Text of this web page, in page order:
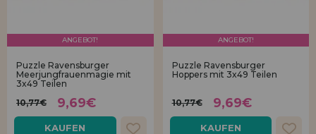
ANGEBOT!
Puzzle Ravensburger
Meerjungfrauenmagie mit
3x49 Teilen
10,77€
9,69€
KAUFEN
ANGEBOT!
Puzzle Ravensburger
Hoppers mit 3x49 Teilen
10,77€ 9,69€
KAUFEN